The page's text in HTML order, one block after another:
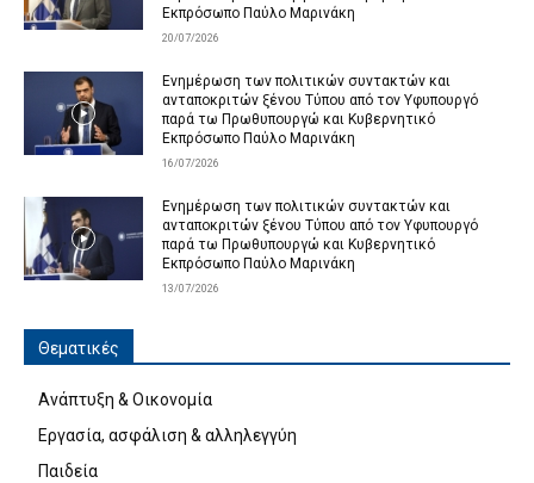
Εκπρόσωπο Παύλο Μαρινάκη
20/07/2026
Ενημέρωση των πολιτικών συντακτών και
ανταποκριτών ξένου Τύπου από τον Υφυπουργό
παρά τω Πρωθυπουργώ και Κυβερνητικό
Εκπρόσωπο Παύλο Μαρινάκη
16/07/2026
Ενημέρωση των πολιτικών συντακτών και
ανταποκριτών ξένου Τύπου από τον Υφυπουργό
παρά τω Πρωθυπουργώ και Κυβερνητικό
Εκπρόσωπο Παύλο Μαρινάκη
13/07/2026
Θεματικές
Ανάπτυξη & Οικονομία
Εργασία, ασφάλιση & αλληλεγγύη
Παιδεία